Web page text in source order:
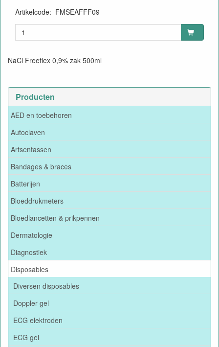
Producten
AED en toebehoren
Autoclaven
Artsentassen
Bandages & braces
Batterijen
Bloeddrukmeters
Bloedlancetten & prikpennen
Dermatologie
Diagnostiek
Disposables
Diversen disposables
Doppler gel
ECG elektroden
ECG gel
Artikelcode: FMSEAFFF09
NaCl Freeflex 0,9% zak 500ml